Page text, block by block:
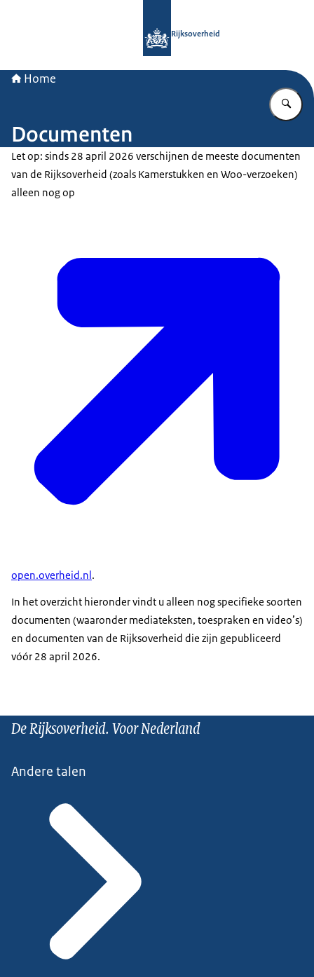
Rijksoverheid
Home
Documenten
Let op: sinds 28 april 2026 verschijnen de meeste documenten
van de Rijksoverheid (zoals Kamerstukken en Woo-verzoeken)
alleen nog op
open.overheid.nl.
In het overzicht hieronder vindt u alleen nog specifieke soorten
documenten (waaronder mediateksten, toespraken en video’s)
en documenten van de Rijksoverheid die zijn gepubliceerd
vóór 28 april 2026.
De Rijksoverheid. Voor Nederland
Andere talen